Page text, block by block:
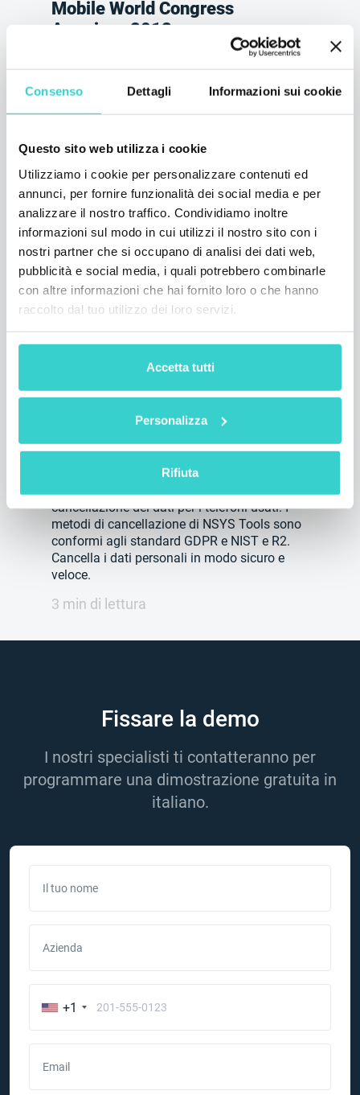
Consenso Dettagli Informazioni sui cookie
Questo sito web utilizza i cookie
Utilizziamo i cookie per personalizzare contenuti ed
annunci, per fornire funzionalità dei social media e per
analizzare il nostro traffico. Condividiamo inoltre
informazioni sul modo in cui utilizzi il nostro sito con i
nostri partner che si occupano di analisi dei dati web,
pubblicità e social media, i quali potrebbero combinarle
con altre informazioni che hai fornito loro o che hanno
raccolto dal tuo utilizzo dei loro servizi.
Accetta tutti
Personalizza
Rifiuta
Mobile World Congress
Americas 2018
Congress Americas 2018 (@MWCAmericas)
dal 12 al 14 settembre a Los Angeles.
1 min di lettura
Certificazione ADISA
venerdì 29 giugno 2018
NSYS Group Team
NSYS Group ha ottenuto la certificazione
ADISA per la nostra soluzione di
cancellazione dei dati per i telefoni usati. I
metodi di cancellazione di NSYS Tools sono
conformi agli standard GDPR e NIST e R2.
Cancella i dati personali in modo sicuro e
veloce.
3 min di lettura
Fissare la demo
I nostri specialisti ti contatteranno per
programmare una dimostrazione gratuita in
italiano.
Il tuo nome
Azienda
+1
Email